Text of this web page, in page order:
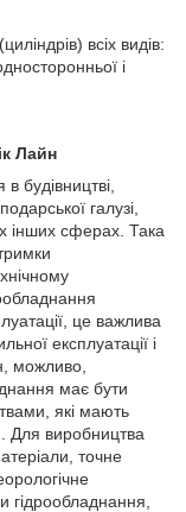
всіх видів:
і
Лайн
будівництві,
галузі,
інших сферах. Така
це важлива
експлуатації і
можливо,
має бути
які мають
Для виробництва
точне
гідрообладнання,